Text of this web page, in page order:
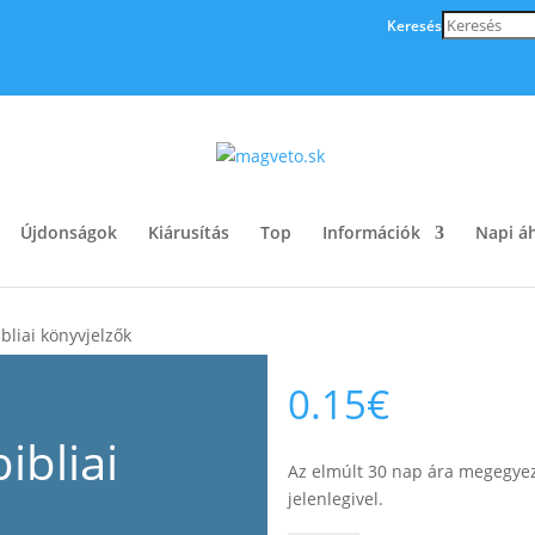
Keresés
Újdonságok Kiárusítás Top Információk Napi
könyvjelzők
0.15€
Az elmúlt 30 nap ára
jelenlegivel.